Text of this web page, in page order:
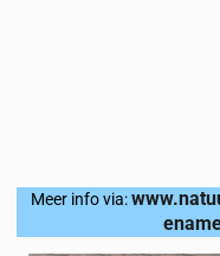
Meer info via: